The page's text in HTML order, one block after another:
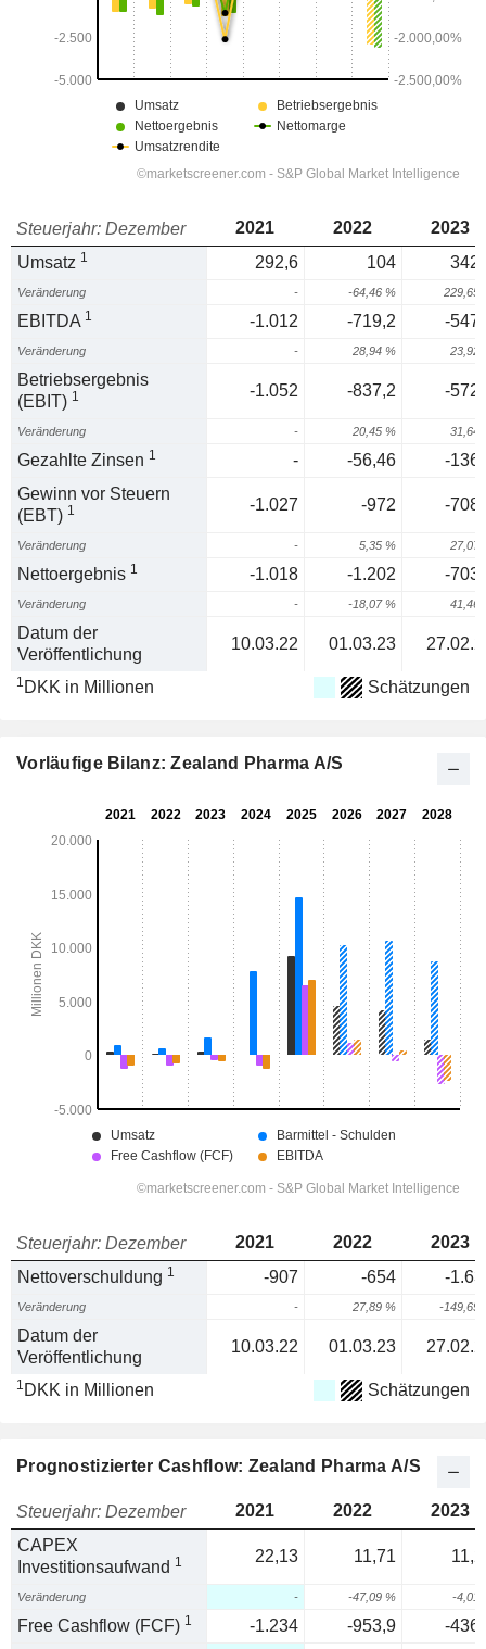
Steuerjahr: Dezember 2021 2022
2023
Umsatz 1 292,6 104
Veränderung - -64,46 % 229,65
EBITDA 1 -1.012 -719,2 -
Veränderung - 28,94 % 23,92
Betriebsergebnis
(EBIT) 1 -1.052 -837,2 -
Veränderung - 20,45 % 31,64
Gezahlte Zinsen 1 - -56,46
-
Gewinn vor Steuern
(EBT) 1 -1.027 -972 -
Veränderung - 5,35 % 27,07
Nettoergebnis 1 -1.018 -1.202 -
Veränderung - -18,07 % 41,46
Datum der
Veröffentlichung
10.03.22 01.03.23
1 DKK in Millionen Schätzungen
Vorläufige Bilanz: Zealand Pharma A/S
Steuerjahr: Dezember 2021 2022
2023
Nettoverschuldung 1 -907 -654 -
Veränderung - 27,89 % -149,69
Datum der
Veröffentlichung
10.03.22 01.03.23
1 DKK in Millionen Schätzungen
Prognostizierter Cashflow: Zealand Pharma A/S
Steuerjahr: Dezember 2021 2022
2023
CAPEX
Investitionsaufwand 1 22,13 11,71
Veränderung - -47,09 % -4,01
Free Cashflow (FCF) 1 -1.234 -953,9 -